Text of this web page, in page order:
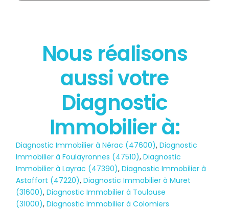
État des risques
POLLUTION
Nous réalisons
aussi votre
Diagnostic
Immobilier à:
Diagnostic Immobilier à Nérac (47600),Diagnostic
Immobilier à Foulayronnes (47510),Diagnostic
Immobilier à Layrac (47390),Diagnostic Immobilier à
Astaffort (47220),Diagnostic Immobilier à Muret
(31600),Diagnostic Immobilier à Toulouse
(31000),Diagnostic Immobilier à Colomiers